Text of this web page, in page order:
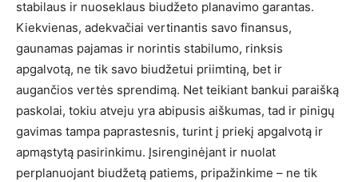
stabilaus ir nuoseklaus biudžeto planavimo garantas.
Kiekvienas, adekvačiai vertinantis savo finansus,
gaunamas pajamas ir norintis stabilumo, rinksis
apgalvotą, ne tik savo biudžetui priimtiną, bet ir
augančios vertės sprendimą. Net teikiant bankui paraišką
paskolai, tokiu atveju yra abipusis aiškumas, tad ir pinigų
gavimas tampa paprastesnis, turint į priekį apgalvotą ir
apmąstytą pasirinkimu. Įsirenginėjant ir nuolat
perplanuojant biudžetą patiems, pripažinkime – ne tik